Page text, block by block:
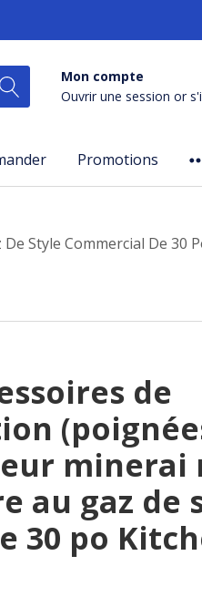
Mon compte
Ouvrir une session or
Promotions
Style Commercial De 30
de
minerai
au gaz de
30 po